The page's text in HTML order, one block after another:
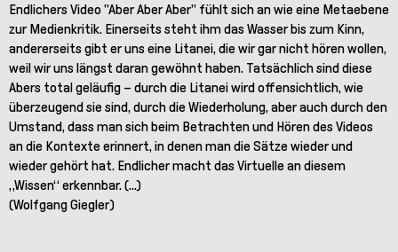
Endlichers Video "Aber Aber Aber" fühlt sich an wie eine Metaebene
zur Medienkritik. Einerseits steht ihm das Wasser bis zum Kinn,
andererseits gibt er uns eine Litanei, die wir gar nicht hören wollen,
weil wir uns längst daran gewöhnt haben. Tatsächlich sind diese
Abers total geläufig – durch die Litanei wird offensichtlich, wie
überzeugend sie sind, durch die Wiederholung, aber auch durch den
Umstand, dass man sich beim Betrachten und Hören des Videos
an die Kontexte erinnert, in denen man die Sätze wieder und
wieder gehört hat. Endlicher macht das Virtuelle an diesem
„Wissen“ erkennbar. (...)
(Wolfgang Giegler)